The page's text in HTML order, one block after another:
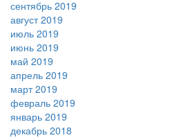
сентябрь 2019
август 2019
июль 2019
июнь 2019
май 2019
апрель 2019
март 2019
февраль 2019
январь 2019
декабрь 2018